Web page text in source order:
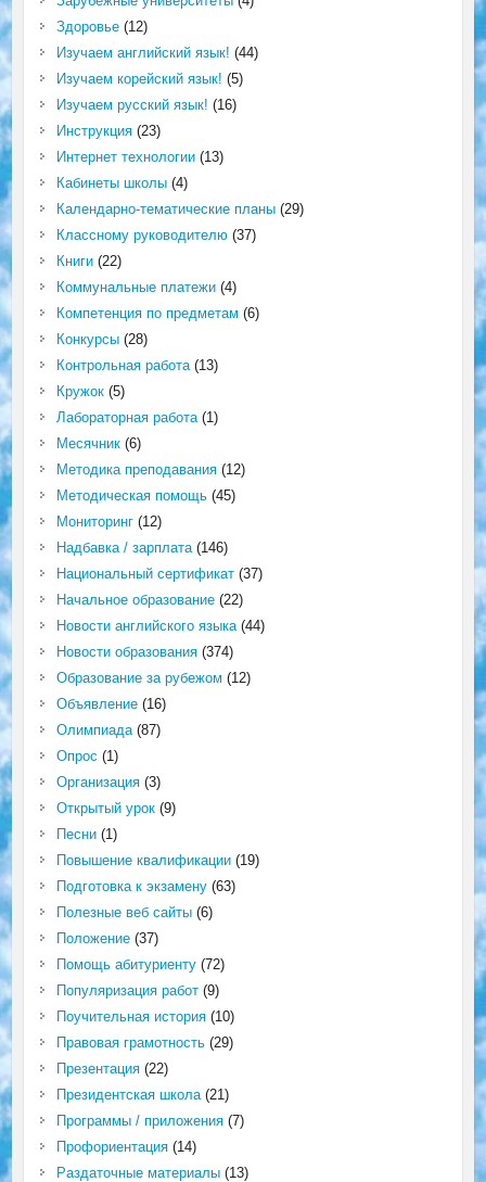
Здоровье(12)
Изучаем английский язык! (44)
Изучаем корейский язык! (5)
Изучаем русский язык! (16)
Инструкция(23)
Интернет технологии(13)
Кабинеты школы(4)
Календарно-тематические планы(29)
Классному руководителю(37)
Книги(22)
Коммунальные платежи(4)
Компетенция по предметам (6)
Конкурсы(28)
Контрольная работа(13)
Кружок(5)
Лабораторная работа(1)
Месячник(6)
Методика преподавания(12)
Методическая помощь(45)
Мониторинг(12)
Надбавка / зарплата(146)
Национальный сертификат(37)
Начальное образование(22)
Новости английского языка(44)
Новости образования(374)
Образование за рубежом (12)
Объявление(16)
Олимпиада(87)
Опрос (1)
Организация(3)
Открытый урок(9)
Песни(1)
Повышение квалификации(19)
Подготовка к экзамену(63)
Полезные веб сайты(6)
Положение(37)
Помощь абитуриенту(72)
Популяризация работ(9)
Поучительная история(10)
Правовая грамотность(29)
Презентация(22)
Президентская школа(21)
Программы / приложения(7)
Профориентация(14)
Раздаточные материалы(13)